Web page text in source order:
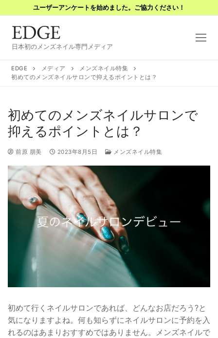
ン
ユーザーアンケートを始めました。ご協力ください！
日本初のメンズネイル専門メディア
EDGE メディア
メンズネイル特集
初めてのメンズネイルサロンで抑えるポイントとは？
初めてのメンズネイルサロンで
抑えるポイントとは？
前原 朋美 2023年8月5日 メンズネイル特集
初めて行くネイルサロンであれば、どんなお店だろう?と
気になりますよね。何も知らずにネイルサロンに予約を入
れるのはあまりおすすめではありません。メンズネイルで